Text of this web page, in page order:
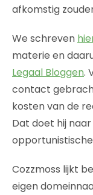
afkomstig
We schreven
materie en
Legaal Bloggen.
contact
kosten van de
Dat doet hij
opportunistische
Cozzmoss lijkt
eigen